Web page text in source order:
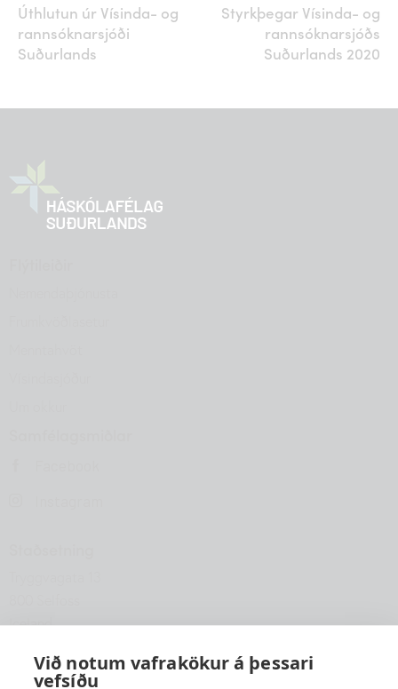
Úthlutun úr Vísinda- og
rannsóknarsjóði
Suðurlands
Styrkþegar Vísinda- og
rannsóknarsjóðs
Suðurlands 2020
Iceland
hfsu@hfsu.is
Við notum vafrakökur á þessari
vefsíðu